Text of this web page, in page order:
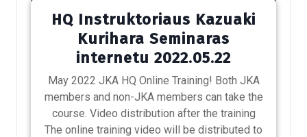
HQ Instruktoriaus Kazuaki
Kurihara Seminaras
internetu 2022.05.22
May 2022 JKA HQ Online Training! Both JKA
members and non-JKA members can take the
course. Video distribution after the training
The online training video will be distributed to